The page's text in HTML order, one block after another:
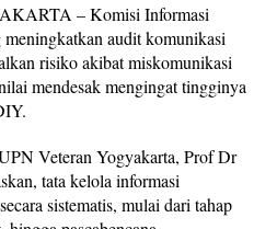
– Komisi Informasi
audit komunikasi
risiko akibat miskomunikasi
mendesak mengingat tingginya
Veteran Yogyakarta, Prof Dr
tata kelola informasi
sistematis, mulai dari tahap